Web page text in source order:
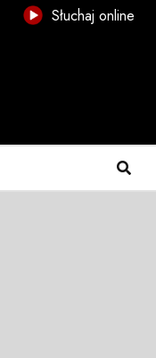
Słuchaj online